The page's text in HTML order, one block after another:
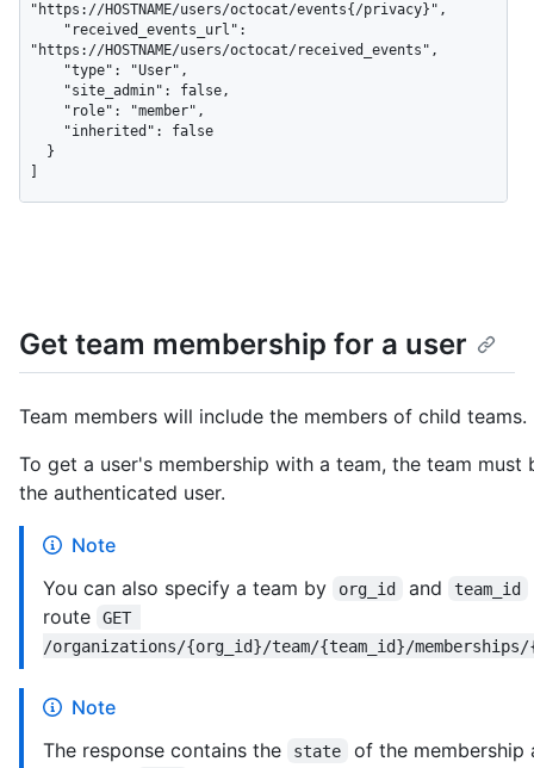
"https://HOSTNAME/users/octocat/events{/privacy}",
"https://HOSTNAME/users/octocat/received_events",
Get team membership for a user
Team members will include the members of child teams.
To get a user's membership with a team, the team must
the authenticated user.
Note
You can also specify a team by
org_id and team_id
route
GET
/organizations/{org_id}/team/{team_id}/memberships/
Note
The response contains the
state
of the membership